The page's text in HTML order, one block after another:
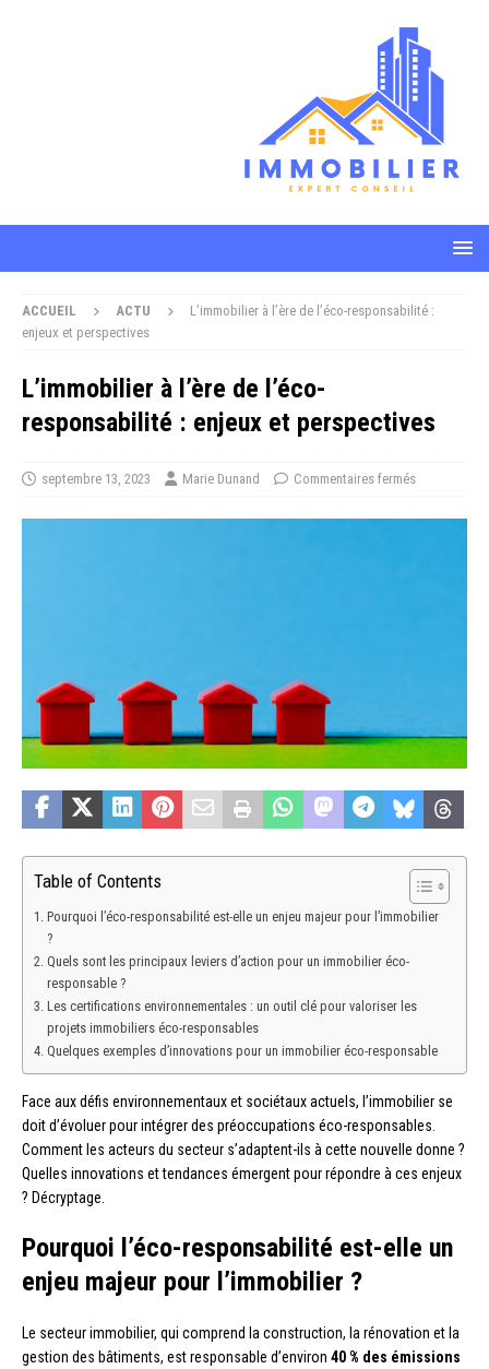
ACCUEIL ACTU
L’immobilier à l’ère de l’éco-responsabilité :
enjeux et perspectives
L’immobilier à l’ère de l’éco-
responsabilité : enjeux et perspectives
septembre 13, 2023 Marie Dunand Commentaires fermés
Table of Contents
Pourquoi l’éco-responsabilité est-elle un enjeu majeur pour l’immobilier
?
Quels sont les principaux leviers d’action pour un immobilier éco-
responsable ?
Les certifications environnementales : un outil clé pour valoriser les
projets immobiliers éco-responsables
Quelques exemples d’innovations pour un immobilier éco-responsable
Face aux défis environnementaux et sociétaux actuels, l’immobilier se
doit d’évoluer pour intégrer des préoccupations éco-responsables.
Comment les acteurs du secteur s’adaptent-ils à cette nouvelle donne ?
Quelles innovations et tendances émergent pour répondre à ces enjeux
? Décryptage.
Pourquoi l’éco-responsabilité est-elle un
enjeu majeur pour l’immobilier ?
Le secteur immobilier, qui comprend la construction, la rénovation et la
gestion des bâtiments, est responsable d’environ 40 % des émissions